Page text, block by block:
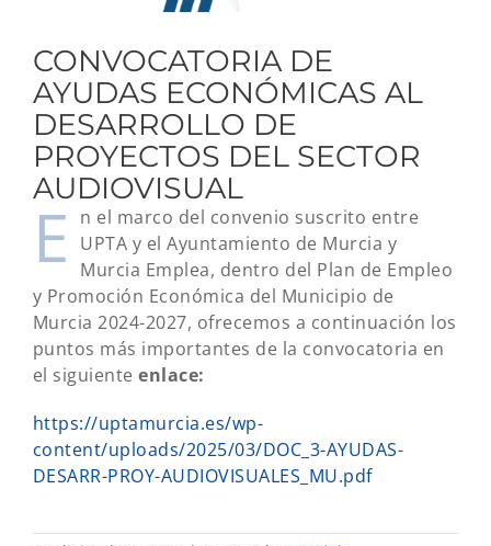
CONVOCATORIA DE
AYUDAS ECONÓMICAS AL
DESARROLLO DE
PROYECTOS DEL SECTOR
AUDIOVISUAL
E
n el marco del convenio suscrito entre
UPTA y el Ayuntamiento de Murcia y
Murcia Emplea, dentro del Plan de Empleo
y Promoción Económica del Municipio de
Murcia 2024-2027, ofrecemos a continuación los
puntos más importantes de la convocatoria en
el siguiente enlace:
https://uptamurcia.es/wp-
content/uploads/2025/03/DOC_3-AYUDAS-
DESARR-PROY-AUDIOVISUALES_MU.pdf